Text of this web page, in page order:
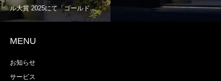
MENU
お知らせ
サービス